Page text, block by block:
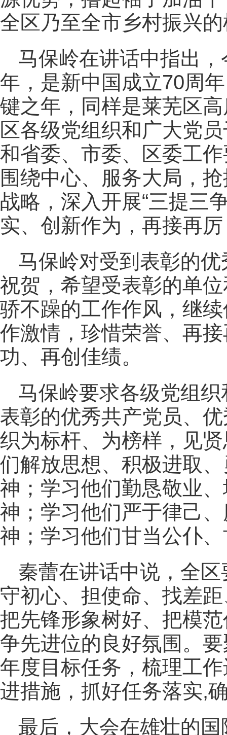
全区乃至全市乡村振兴
马保岭在讲话中指出
年，是新中国成立70周
键之年，同样是莱芜区
区各级党组织和广大党
和省委、市委、区委工
围绕中心、服务大局，
战略，深入开展“三提三
实、创新作为，再接再
马保岭对受到表彰的
祝贺，希望受表彰的单
骄不躁的工作作风，继
作激情，珍惜荣誉、再
功、再创佳绩。
马保岭要求各级党组
表彰的优秀共产党员、
织为标杆、为榜样，见
们解放思想、积极进取
神；学习他们勤恳敬业
神；学习他们严于律己
神；学习他们甘当公仆
秦蕾在讲话中说，全
守初心、担使命、找差
把先锋形象树好、把模
争先进位的良好氛围。
年度目标任务，梳理工
进措施，抓好任务落实,
最后，大会在雄壮的